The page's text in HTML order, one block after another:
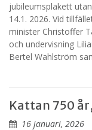
jubileumsplakett
14.1. 2026. Vid
minister Christoffer
och undervisning
Bertel Wahlström
Kattan 750
16 januari, 2026